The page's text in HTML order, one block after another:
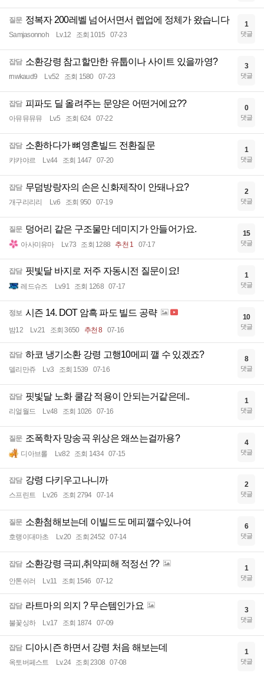
질문 정복자 200레벨 넘어서면서 렙업에 정체가 왔습니다
Samjasonnoh Lv.12 조회 1015 07-23
1
댓글
잡담 소환강령 참고할만한 유툽이나 사이트 있을까영?
rnwkaud9 Lv.52 조회 1580 07-23
3
댓글
잡담 피파도 딜 올려주는 문양은 어떤거에요??
아뮤뮤뮤뮤 Lv.5 조회 624 07-22
0
댓글
잡담 소환하다가 뼈영혼빌드 전환질문
캬캬야르 Lv.44 조회 1447 07-20
1
댓글
잡담 무덤방랑자의 손은 신화제작이 안돼나요?
개구리리리 Lv.6 조회 950 07-19
2
댓글
질문 덩어리 같은 구조물만 데미지가 안들어가요.
아사미유마 Lv.73 조회 1288 추천 1 07-17
15
댓글
잡담 핏빛달 바지로 저주 자동시전 질문이요!
레드슈즈 Lv.91 조회 1268 07-17
1
댓글
정보 시즌 14. DOT 암흑 파도 빌드 공략
밤12 Lv.21 조회 3650 추천 8 07-16
10
댓글
잡담 하코 냉기소환 강령 고행10메피 깰 수 있겠죠?
델리만쥬 Lv.3 조회 1539 07-16
8
댓글
잡담 핏빛달 노화 쿨감 적용이 안되는거같은데..
리얼월드 Lv.48 조회 1026 07-16
1
댓글
질문 조폭학자 망송곡 위상은 왜쓰는걸까용?
디아브롤 Lv.82 조회 1434 07-15
4
댓글
잡담 강령 다키우고나니까
스프린트 Lv.26 조회 2794 07-14
2
댓글
질문 소환첨해보는데 이빌드도 메피깰수있나여
호랭이대마초 Lv.20 조회 2452 07-14
6
댓글
잡담 소환강령 극피,취약피해 적정선 ??
안톤쉬러 Lv.11 조회 1546 07-12
1
댓글
잡담 라트마의 의지 ? 무슨템인가요
불꽃싱하 Lv.17 조회 1874 07-09
3
댓글
잡담 디아시즌 하면서 강령 처음 해보는데
옥토버페스트 Lv.24 조회 2308 07-08
1
댓글